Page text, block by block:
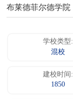
布莱德菲尔德学院
学校类型:
混校
建校时间:
1850